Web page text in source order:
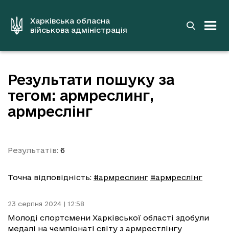
вмістуХарківська обласна
військова адміністрація
Результати пошуку за
тегом: армреслинг,
армреслінг
Результатів: 6
Точна відповідність: #армреслинг #армреслінг
23 серпня 2024 | 12:58
Молоді спортсмени Харківської області здобули
медалі на чемпіонаті світу з армрестлінгу